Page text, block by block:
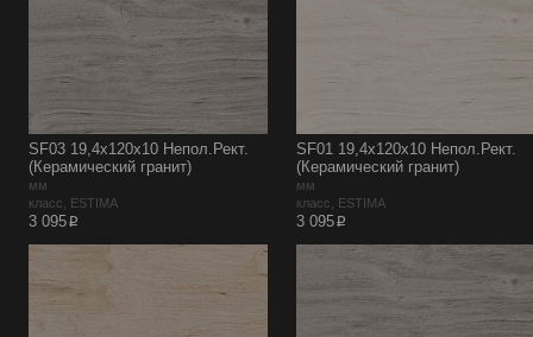
SF03 19,4х120х10 Непол.Рект.
(Керамический гранит)
мм
класс, ESTIMA
3 095p
SF01 19,4х120х10 Непол.Рект.
(Керамический гранит)
мм
класс, ESTIMA
3 095p